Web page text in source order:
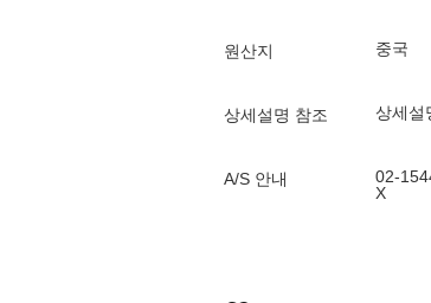
원산지 중국
상세설명 참조 상세설
A/S 안내
02-
X